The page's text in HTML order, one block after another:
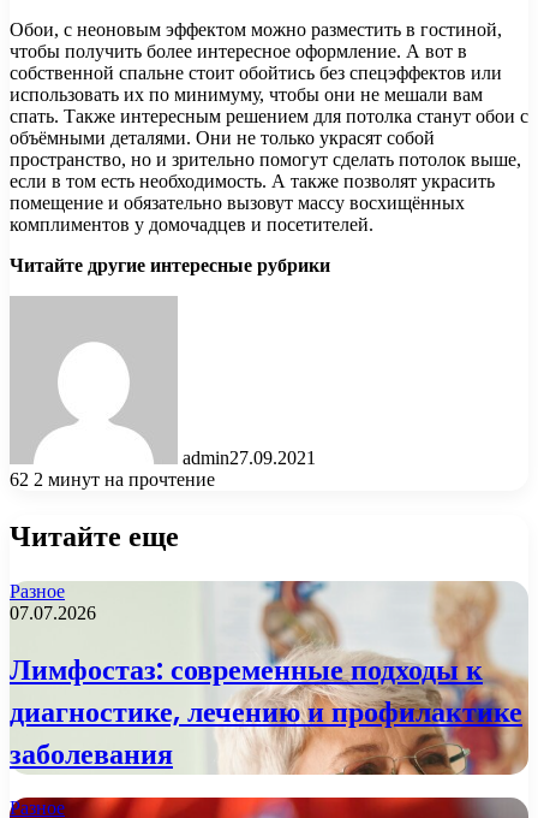
Обои, с неоновым эффектом можно разместить в гостиной,
чтобы получить более интересное оформление. А вот в
собственной спальне стоит обойтись без спецэффектов или
использовать их по минимуму, чтобы они не мешали вам
спать. Также интересным решением для потолка станут обои с
объёмными деталями. Они не только украсят собой
пространство, но и зрительно помогут сделать потолок выше,
если в том есть необходимость. А также позволят украсить
помещение и обязательно вызовут массу восхищённых
комплиментов у домочадцев и посетителей.
Читайте другие интересные рубрики
admin27.09.2021
62 2 минут на прочтение
Читайте еще
Разное
07.07.2026
Лимфостаз: современные подходы к
диагностике, лечению и профилактике
заболевания
Разное